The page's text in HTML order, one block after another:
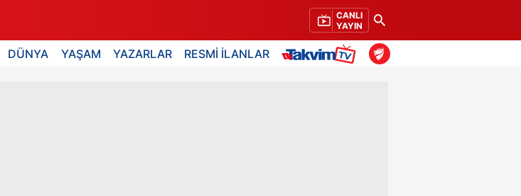
CANLI
YAYIN
DÜNYA YAŞAM YAZARLAR RESMİ İLANLAR